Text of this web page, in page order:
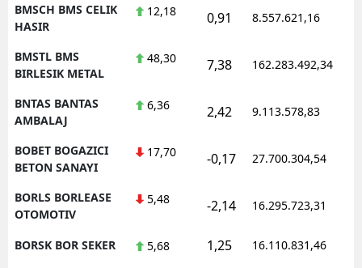
BMSCH BMS CELIK
HASIR
12,18 0,91 8.557.621,16
BMSTL BMS
BIRLESIK METAL
48,30 7,38 162.283.492,34
BNTAS BANTAS
AMBALAJ
6,36 2,42 9.113.578,83
BOBET BOGAZICI
BETON SANAYI
17,70 -0,17 27.700.304,54
BORLS BORLEASE
OTOMOTIV
5,48 -2,14 16.295.723,31
BORSK BOR SEKER 5,68 1,25 16.110.831,46